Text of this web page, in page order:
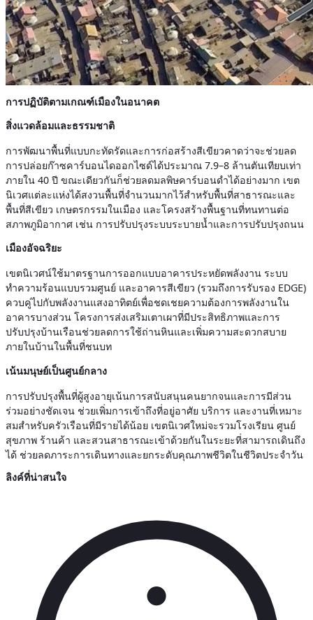
การปฏิบัติตามเกณฑ์เมืองในอนาคต
สิ่งแวดล้อมและธรรมชาติ
การพัฒนาพื้นที่แบบกะทัดรัดและการก่อสร้างสีเขียวคาดว่าจะช่วยลด
การปล่อยก๊าซคาร์บอนไดออกไซด์ได้ประมาณ 7.9–8 ล้านตันเทียบเท่า
ภายใน 40 ปี ขณะเดียวกันก็ช่วยลดมลพิษคาร์บอนดำได้อย่างมาก เขต
นิเวศแต่ละแห่งได้สงวนพื้นที่จำนวนมากไว้สำหรับพื้นที่สาธารณะและ
พื้นที่สีเขียว เกษตรกรรมในเมือง และโครงสร้างพื้นฐานที่ทนทานต่อ
สภาพภูมิอากาศ เช่น การปรับปรุงระบบระบายน้ำและการปรับปรุงถนน
เมืองอัจฉริยะ
เขตนิเวศน์ใช้มาตรฐานการออกแบบอาคารประหยัดพลังงาน ระบบ
ทำความร้อนแบบรวมศูนย์ และอาคารสีเขียว (รวมถึงการรับรอง EDGE)
ควบคู่ไปกับพลังงานแสงอาทิตย์เพื่อชดเชยความต้องการพลังงานใน
อาคารบางส่วน โครงการส่งเสริมเตาเผาที่มีประสิทธิภาพและการ
ปรับปรุงบ้านเรือนช่วยลดการใช้ถ่านหินและเพิ่มความสะดวกสบาย
ภายในบ้านในพื้นที่ชนบท
เน้นมนุษย์เป็นศูนย์กลาง
การปรับปรุงพื้นที่ผู้สูงอายุเน้นการสนับสนุนคนยากจนและการมีส่วน
ร่วมอย่างชัดเจน ช่วยเพิ่มการเข้าถึงที่อยู่อาศัย บริการ และงานที่เหมาะ
สมสำหรับครัวเรือนที่มีรายได้น้อย เขตนิเวศใหม่จะรวมโรงเรียน ศูนย์
สุขภาพ ร้านค้า และสวนสาธารณะเข้าด้วยกันในระยะที่สามารถเดินถึง
ได้ ช่วยลดภาระการเดินทางและยกระดับคุณภาพชีวิตในชีวิตประจำวัน
ลิงค์ที่น่าสนใจ